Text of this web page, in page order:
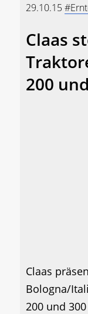
29.10.15
Claas
200
Claas
Bologna/
200 und